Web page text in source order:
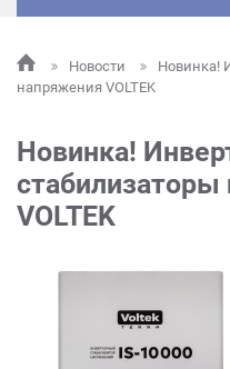
Новости
Новинка!
напряжения VOLTEK
Новинка!
VOLTEK